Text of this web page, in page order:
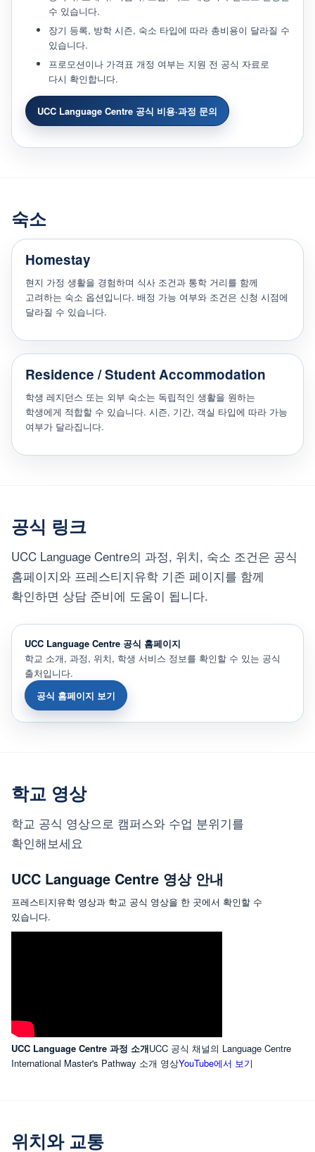
수 있습니다.
장기 등록, 방학 시즌, 숙소 타입에 따라 총비용이 달라질 수
있습니다.
프로모션이나 가격표 개정 여부는 지원 전 공식 자료로
다시 확인합니다.
UCC Language Centre 공식 비용·과정 문의
숙소
Homestay
현지 가정 생활을 경험하며 식사 조건과 통학 거리를 함께
고려하는 숙소 옵션입니다. 배정 가능 여부와 조건은 신청 시점에
달라질 수 있습니다.
Residence / Student Accommodation
학생 레지던스 또는 외부 숙소는 독립적인 생활을 원하는
학생에게 적합할 수 있습니다. 시즌, 기간, 객실 타입에 따라 가능
여부가 달라집니다.
공식 링크
UCC Language Centre의 과정, 위치, 숙소 조건은 공식
홈페이지와 프레스티지유학 기존 페이지를 함께
확인하면 상담 준비에 도움이 됩니다.
UCC Language Centre 공식 홈페이지
학교 소개, 과정, 위치, 학생 서비스 정보를 확인할 수 있는 공식
출처입니다.
공식 홈페이지 보기
학교 영상
학교 공식 영상으로 캠퍼스와 수업 분위기를
확인해보세요
UCC Language Centre 영상 안내
프레스티지유학 영상과 학교 공식 영상을 한 곳에서 확인할 수
있습니다.
UCC Language Centre 과정 소개UCC 공식 채널의 Language Centre
International Master's Pathway 소개 영상YouTube에서 보기
위치와 교통